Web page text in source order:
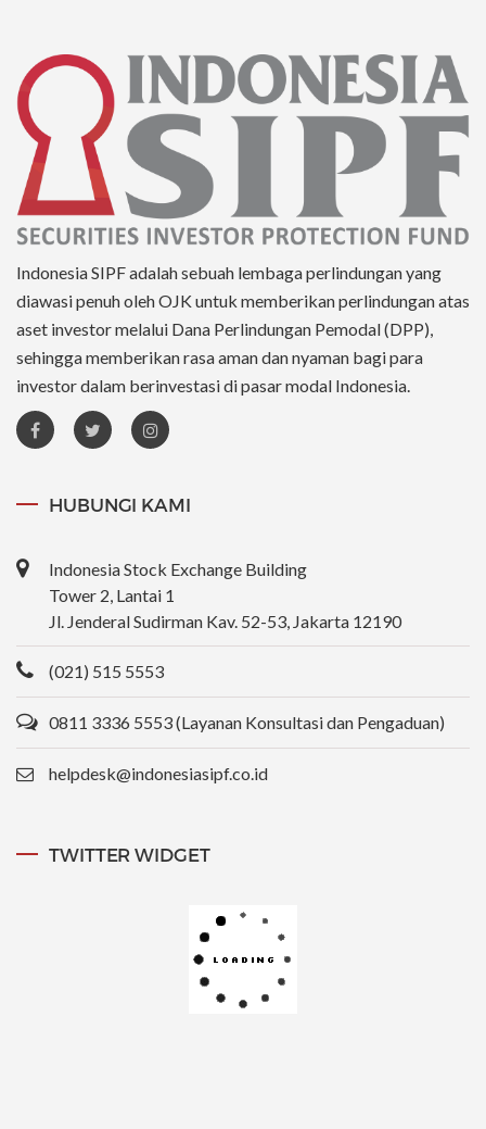
Indonesia SIPF adalah sebuah lembaga perlindungan yang
diawasi penuh oleh OJK untuk memberikan perlindungan atas
aset investor melalui Dana Perlindungan Pemodal (DPP),
sehingga memberikan rasa aman dan nyaman bagi para
investor dalam berinvestasi di pasar modal Indonesia.
HUBUNGI KAMI
Indonesia Stock Exchange Building
Tower 2, Lantai 1
Jl. Jenderal Sudirman Kav. 52-53, Jakarta 12190
(021) 515 5553
0811 3336 5553 (Layanan Konsultasi dan Pengaduan)
helpdesk@indonesiasipf.co.id
TWITTER WIDGET